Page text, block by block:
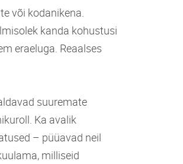
või kodanikena.
kanda kohustusi
eraeluga. Reaalses
suuremate
Ka avalik
– püüavad neil
milliseid